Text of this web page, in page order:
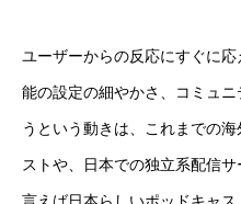
ユーザーからの反応にすぐに
能の設定の細やかさ、コミュ
うという動きは、これまでの
ストや、日本での独立系配信